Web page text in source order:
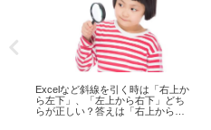
Excelなど斜線を引く時は「右上か
ら左下」、「左上から右下」どち
らが正しい？答えは「右上から左